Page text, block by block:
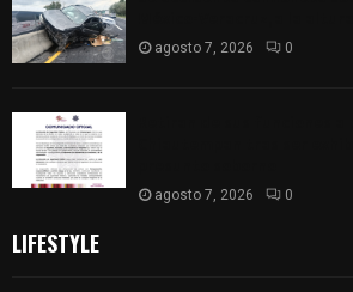
agosto 7, 2026 0
agosto 7, 2026 0
LIFESTYLE